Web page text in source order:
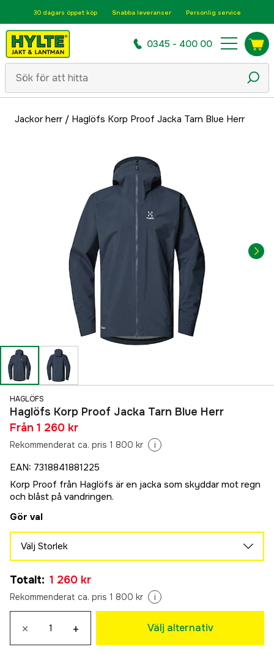
30 dagars öppet köp Snabba leveranser Personlig service
0345 - 400 00
Jackor herr/ Haglöfs Korp Proof Jacka Tarn Blue Herr
HAGLÖFS
Haglöfs Korp Proof Jacka Tarn Blue Herr
Från 1 260 kr
Rekommenderat ca. pris 1 800 kr i
EAN: 7318841881225
Korp Proof från Haglöfs är en jacka som skyddar mot regn
och blåst på vandringen.
Gör val
Välj Storlek
1 260 kr
M
1 260 kr
Totalt: 1 260 kr
Rekommenderat ca. pris 1 800 kr i
× + Välj alternativ